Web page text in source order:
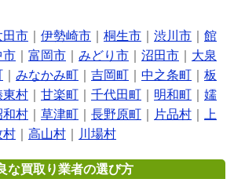
田市 伊勢崎市 桐生市 渋川市
館
市 富岡市 みどり市 沼田市
大泉
みなかみ町 吉岡町 中之条町
板
東村 甘楽町 千代田町 明和町
嬬
和村 草津町 長野原町 片品村
上
村 高山村 川場村
な買取り業者の選び方